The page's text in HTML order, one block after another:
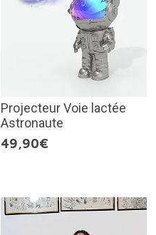
Projecteur Voie lactée
Astronaute
49,90€